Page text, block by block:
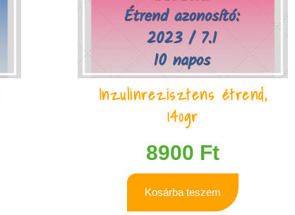
Inzulinrezisztens étrend,
140gr
8900 Ft
Kosárba teszem